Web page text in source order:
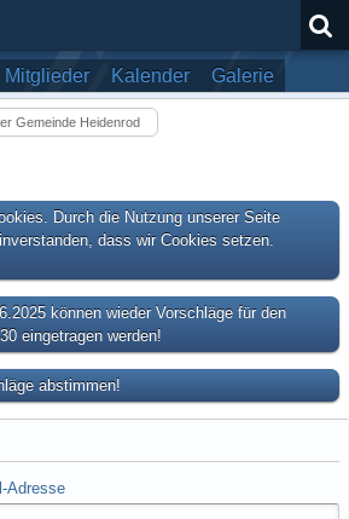
Mitglieder Kalender Galerie
Gemeinde Heidenrod
Durch die Nutzung unserer Seite
dass wir Cookies setzen.
können wieder Vorschläge für den
eingetragen werden!
abstimmen!
Adresse